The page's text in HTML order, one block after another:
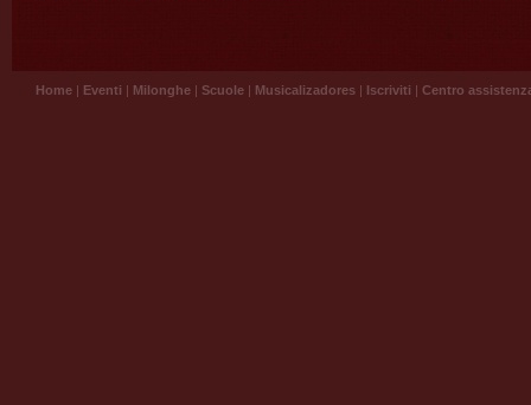
Home | Eventi | Milonghe | Scuole | Musicalizadores | Iscriviti | Centro